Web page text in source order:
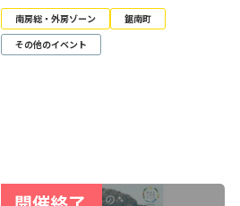
南房総・外房ゾーン
鋸南町
その他のイベント